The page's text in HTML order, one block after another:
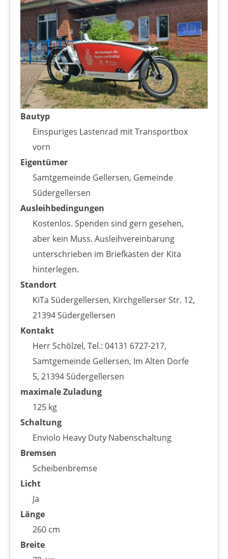
Bautyp
Einspuriges Lastenrad mit Transportbox
vorn
Eigentümer
Samtgemeinde Gellersen, Gemeinde
Südergellersen
Ausleihbedingungen
Kostenlos. Spenden sind gern gesehen,
aber kein Muss. Ausleihvereinbarung
unterschrieben im Briefkasten der Kita
hinterlegen.
Standort
KiTa Südergellersen, Kirchgellerser Str. 12,
21394 Südergellersen
Kontakt
Herr Schölzel, Tel.: 04131 6727-217,
Samtgemeinde Gellersen, Im Alten Dorfe
5, 21394 Südergellersen
maximale Zuladung
125 kg
Schaltung
Enviolo Heavy Duty Nabenschaltung
Bremsen
Scheibenbremse
Licht
Ja
Länge
260 cm
Breite